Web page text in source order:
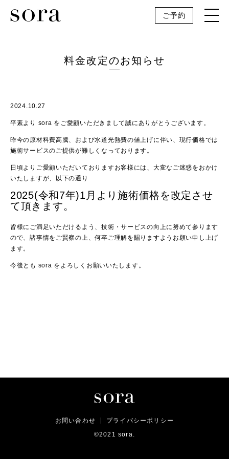
ご予約
料金改定のお知らせ
2024.10.27
平素より sora をご愛顧いただきまして誠にありがとうございます。
昨今の原材料費高騰、および水道光熱費の値上げに伴い、現行価格では
施術サービスのご提供が難しくなっております。
日頃よりご愛顧いただいておりますお客様には、大変なご迷惑をおかけ
いたしますが、以下の通り
2025(令和7年)1月より施術価格を改定させ
て頂きます。
皆様にご満足いただけるよう、技術・サービスの向上に努めて参ります
ので、諸事情をご賢察の上、何卒ご理解を賜りますようお願い申し上げ
ます。
今後とも sora をよろしくお願いいたします。
お問い合わせ
プライバシーポリシー
©2021 sora.